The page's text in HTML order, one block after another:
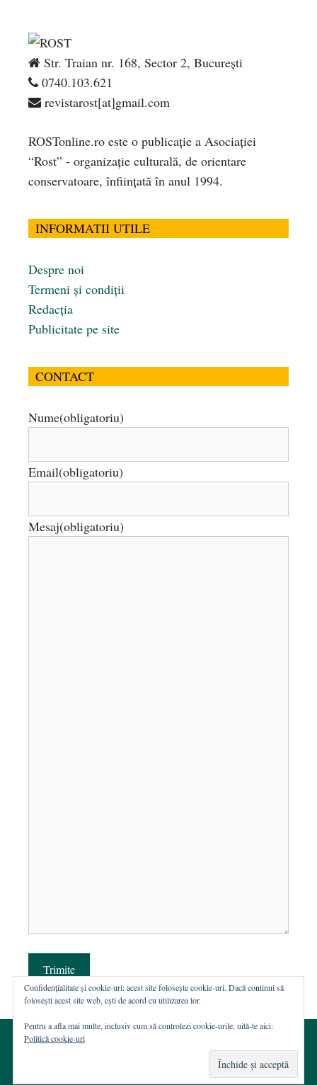
Str. Traian nr. 168, Sector 2, București
0740.103.621
revistarost[at]gmail.com
ROSTonline.ro este o publicaţie a Asociaţiei
“Rost” - organizaţie culturală, de orientare
conservatoare, înfiinţată în anul 1994.
INFORMATII UTILE
Despre noi
Termeni și condiții
Redacția
Publicitate pe site
CONTACT
Nume(obligatoriu)
Email(obligatoriu)
Mesaj(obligatoriu)
Trimite
Web hosting şi dezvoltare Wordpress:Casa de WEB
Confidențialitate și cookie-uri: acest site folosește cookie-uri. Dacă continui să
folosești acest site web, ești de acord cu utilizarea lor.
Pentru a afla mai multe, inclusiv cum să controlezi cookie-urile, uită-te aici:
Politică cookie-uri